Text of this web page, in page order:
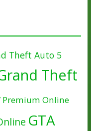
Theft Auto 5
Theft
Premium Online
GTA